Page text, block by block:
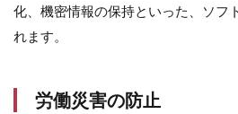
管
業
効
率
化、機密情報の保持といった、ソフ
れます。
労働災害の防止